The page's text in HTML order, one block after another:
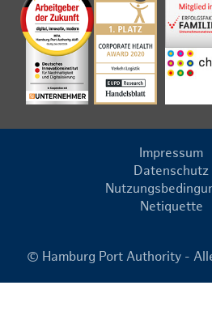
Impressum
Datenschutz
Netiquette
© Hamburg Port Authority -